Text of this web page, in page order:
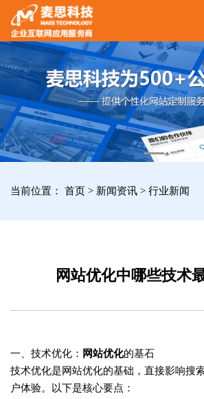
17789288861
全
国
咨
当前位置：首页 > 新闻资讯>行业新闻
网站优化中哪些技术
一、技术优化： 网站优化的基石
技术优化是网站优化的基础，直接影响搜
户体验。以下是核心要点：